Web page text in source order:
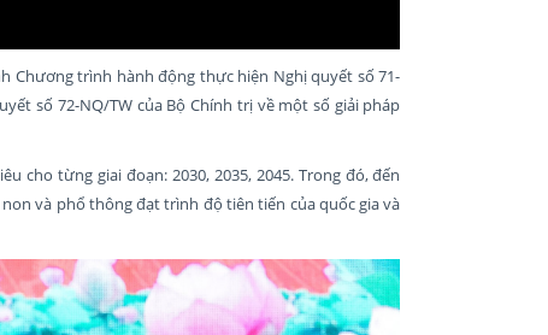
Chương trình hành động thực hiện Nghị quyết số 71-
số 72-NQ/TW của Bộ Chính trị về một số giải pháp
cho từng giai đoạn: 2030, 2035, 2045. Trong đó, đến
và phổ thông đạt trình độ tiên tiến của quốc gia và